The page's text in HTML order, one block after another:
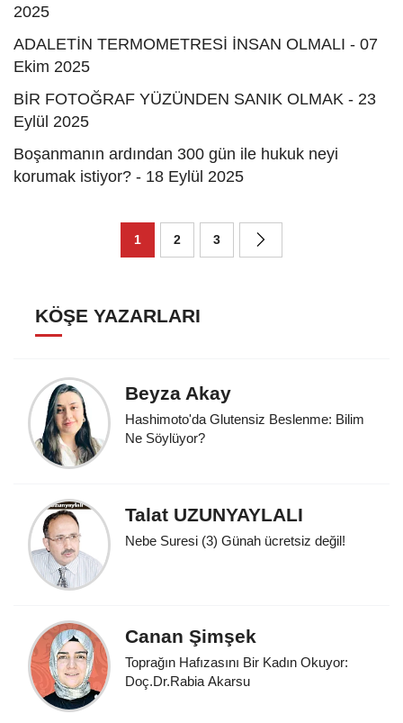
2025
ADALETİN TERMOMETRESİ İNSAN OLMALI - 07
Ekim 2025
BİR FOTOĞRAF YÜZÜNDEN SANIK OLMAK - 23
Eylül 2025
Boşanmanın ardından 300 gün ile hukuk neyi
korumak istiyor? - 18 Eylül 2025
1 2 3
KÖŞE YAZARLARI
Beyza Akay
Hashimoto'da Glutensiz Beslenme: Bilim
Ne Söylüyor?
Talat UZUNYAYLALI
Nebe Suresi (3) Günah ücretsiz değil!
Canan Şimşek
Toprağın Hafızasını Bir Kadın Okuyor:
Doç.Dr.Rabia Akarsu